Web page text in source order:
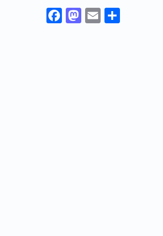
Link identifier #identifier__148248-1
F
ac
Link identifier #identifier__157722-2 M
as
Link identifier #identifier__31687-3 E
m
Link identifier #identifier__11899-4